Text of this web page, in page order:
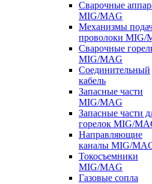
Сварочные
MIG/MAG
Механизмы
проволоки MIG/
Сварочные
MIG/MAG
Соединительный
кабель
Запасные части
MIG/MAG
Запасные части
горелок MIG/
Направляющие
каналы MIG/
Токосъемники
MIG/MAG
Газовые сопла